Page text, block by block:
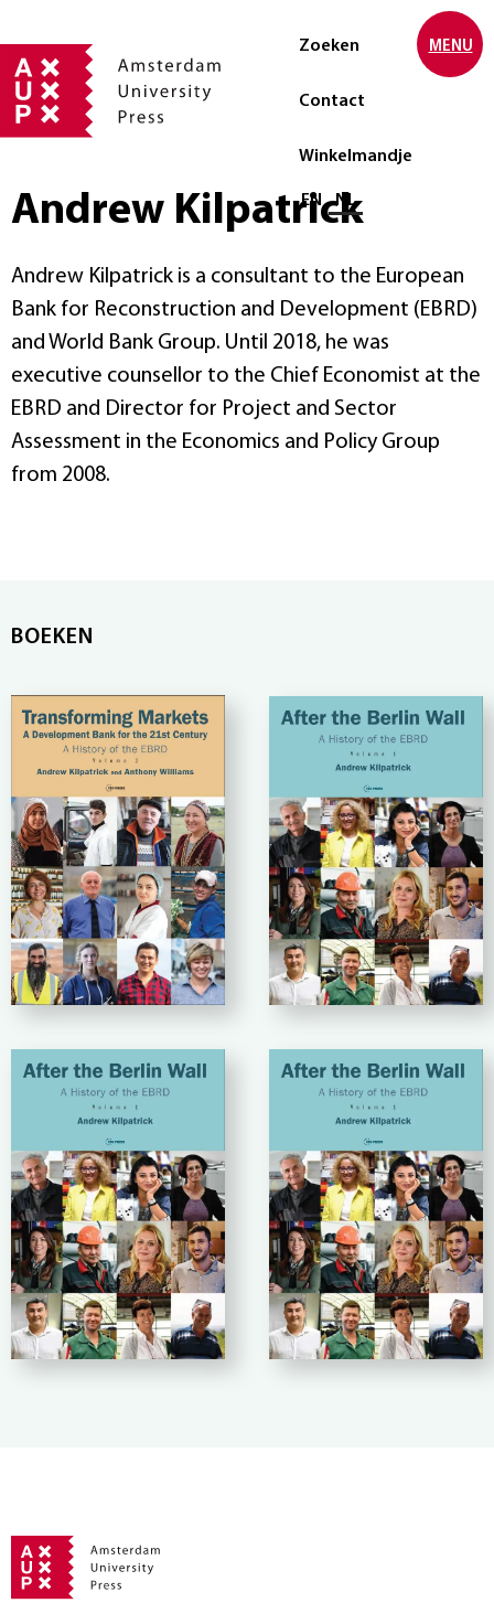
Zoeken
Contact
Winkelmandje
Selecteer taal
EN NL
MENU
Andrew Kilpatrick
Andrew Kilpatrick is a consultant to the European
Bank for Reconstruction and Development (EBRD)
and World Bank Group. Until 2018, he was
executive counsellor to the Chief Economist at the
EBRD and Director for Project and Sector
Assessment in the Economics and Policy Group
from 2008.
BOEKEN